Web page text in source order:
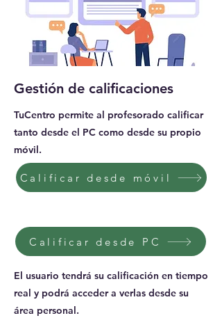
Gestión de calificaciones
TuCentro permite al profesorado calificar
tanto desde el PC como desde su propio
móvil.
Calificar desde móvil
Calificar desde PC
El usuario tendrá su calificación en tiempo
real y podrá acceder a verlas desde su
área personal.